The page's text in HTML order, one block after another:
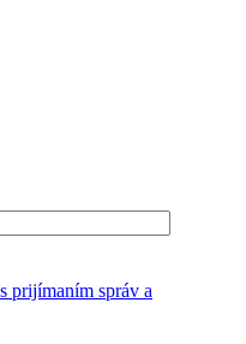
prijímaním správ a